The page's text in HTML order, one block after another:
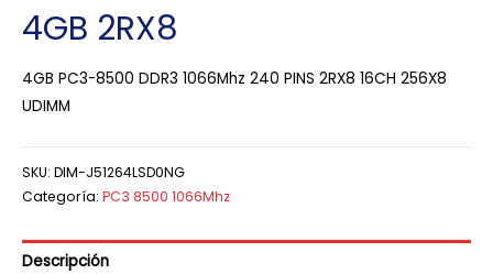
4GB 2RX8
4GB PC3-8500 DDR3 1066Mhz 240 PINS 2RX8 16CH 256X8
UDIMM
SKU: DIM-J51264LSD0NG
Categoría: PC3 8500 1066Mhz
Descripción